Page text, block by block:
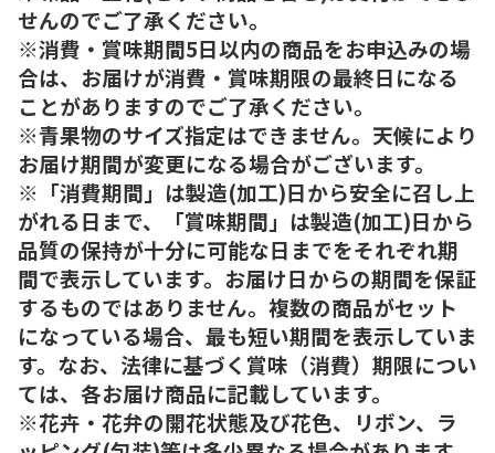
せんのでご了承ください。
※消費・賞味期間5日以内の商品をお申込みの場
合は、お届けが消費・賞味期限の最終日になる
ことがありますのでご了承ください。
※青果物のサイズ指定はできません。天候により
お届け期間が変更になる場合がございます。
※「消費期間」は製造(加工)日から安全に召し上
がれる日まで、「賞味期間」は製造(加工)日から
品質の保持が十分に可能な日までをそれぞれ期
間で表示しています。お届け日からの期間を保証
するものではありません。複数の商品がセット
になっている場合、最も短い期間を表示していま
す。なお、法律に基づく賞味（消費）期限につい
ては、各お届け商品に記載しています。
※花卉・花弁の開花状態及び花色、リボン、ラ